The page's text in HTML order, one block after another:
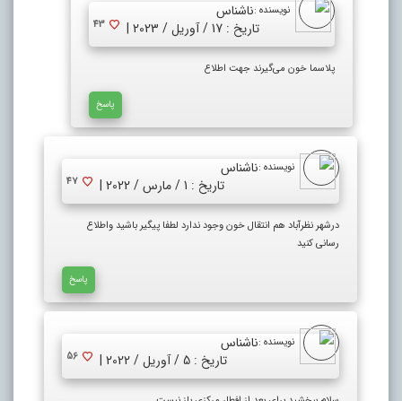
نویسنده :ناشناس
تاریخ : 17 / آوریل / 2023 |
43
پلاسما خون می‌گیرند جهت اطلاع
پاسخ
نویسنده :ناشناس
تاریخ : 1 / مارس / 2022 |
47
درشهر نظرآباد هم انتقال خون وجود ندارد لطفا پیگیر باشید واطلاع
رسانی کنید
پاسخ
نویسنده :ناشناس
تاریخ : 5 / آوریل / 2022 |
56